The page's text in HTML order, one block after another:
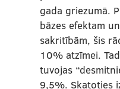
gada griezumā.
bāzes efektam
sakritībām, šis
10% atzīmei.
tuvojas
9,5%. Skatoties